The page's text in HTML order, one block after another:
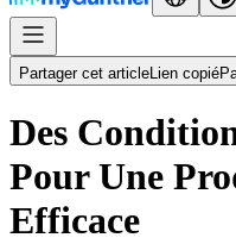
Partager cet articleLien copié
Des
Pour Une
Efficace